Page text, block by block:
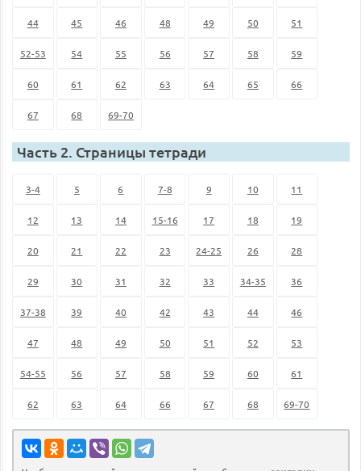
44 45 46 48 49 50 51
52-53 54 55 56 57 58 59
60 61 62 63 64 65 66
67 68 69-70
Часть 2. Страницы тетради
3-4 5 6 7-8 9 10 11
12 13 14 15-16 17 18 19
20 21 22 23 24-25 26 28
29 30 31 32 33 34-35 36
37-38 39 40 42 43 44 46
47 48 49 50 51 52 53
54-55 56 57 58 59 60 61
62 63 64 66 67 68 69-70